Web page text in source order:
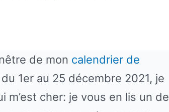
de mon calendrier de
1er au 25 décembre 2021, je
m’est cher: je vous en lis un de